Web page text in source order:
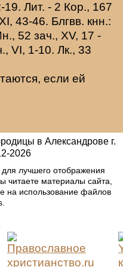
19. Лит. - 2 Кор., 167
43-46. Блгвв. кнн.:
52 зач., XV, 17 -
VI, 1-10. Лк., 33
если ей
в Александрове г.
2026
лучшего отображения
читаете материалы сайта,
на использование файлов